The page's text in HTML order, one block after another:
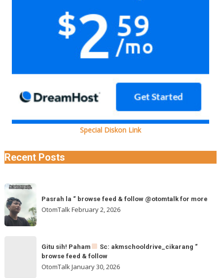
Special Diskon Link
Recent Posts
Pasrah
la
“
browse
@otomtalk
Pasrah la “ browse feed & follow @otomtalk for more
OtomTalkFebruary 2, 2026
Gitu sih! Paham
Sc: akmschooldrive_cikarang “
browse feed & follow
OtomTalkJanuary 30, 2026